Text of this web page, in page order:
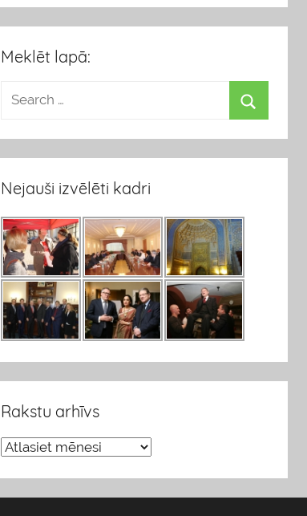
Meklēt lapā:
Nejauši izvēlēti kadri
Rakstu arhīvs
R